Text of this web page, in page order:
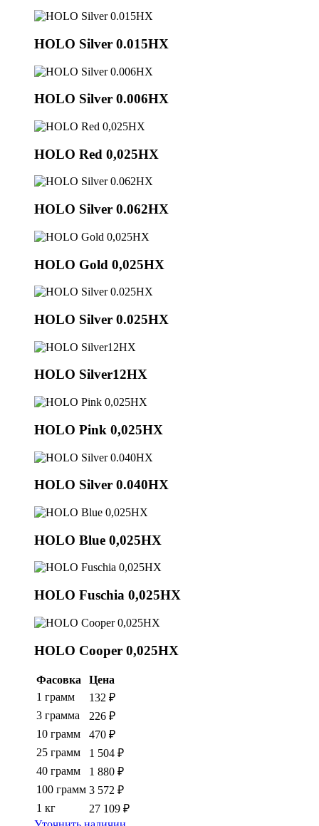
HOLO Silver 0.015HX
HOLO Silver 0.006HX
HOLO Red 0,025HX
HOLO Silver 0.062HX
HOLO Gold 0,025HX
HOLO Silver 0.025HX
HOLO Silver12HX
HOLO Pink 0,025HX
HOLO Silver 0.040HX
HOLO Blue 0,025HX
HOLO Fuschia 0,025HX
HOLO Cooper 0,025HX
Фасовка
Цена
1 грамм
132 ₽
3 грамма
226 ₽
10 грамм
470 ₽
25 грамм
1 504 ₽
40 грамм
1 880 ₽
100 грамм 3 572 ₽
1 кг
27 109 ₽